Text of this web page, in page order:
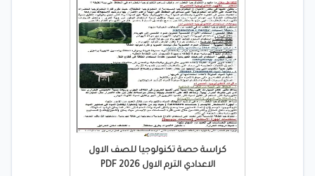
كراسة حصة تكنولوجيا للصف الاول
الاعدادي الترم الاول 2026 PDF